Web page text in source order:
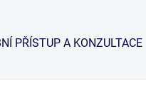
PŘÍSTUP A KONZULTACE